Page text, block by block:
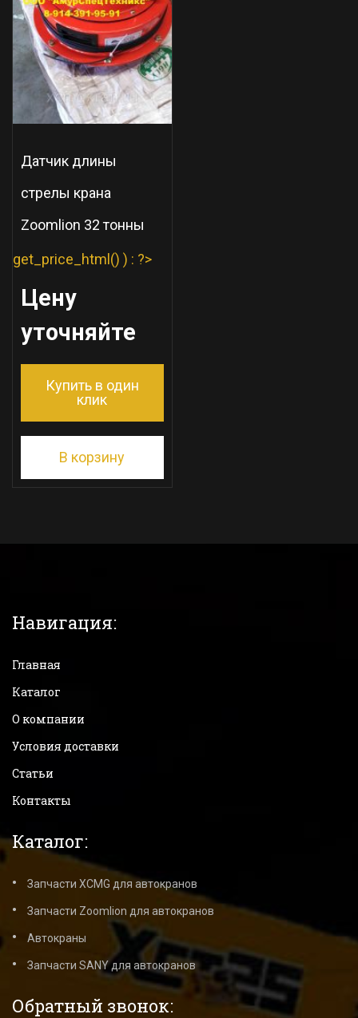
Датчик длины
стрелы крана
Zoomlion 32 тонны
get_price_html() ) : ?>
Цену
уточняйте
Купить в один
клик
В корзину
Навигация:
Главная
Каталог
О компании
Условия доставки
Статьи
Контакты
Каталог:
Запчасти XCMG для автокранов
Запчасти Zoomlion для автокранов
Автокраны
Запчасти SANY для автокранов
Обратный звонок: